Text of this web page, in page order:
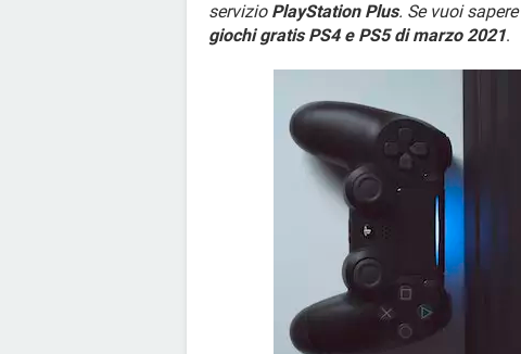
servizio PlayStation Plus. Se vuoi
giochi gratis PS4 e PS5 di marzo 2021.